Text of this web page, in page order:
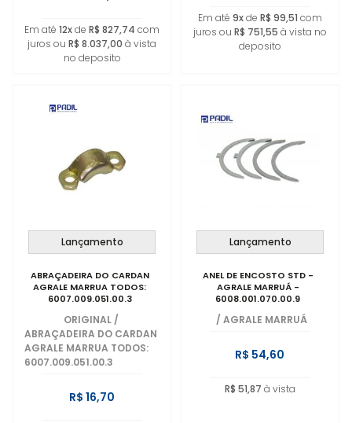
Em até 12xde R$ 827,74 com
juros ou R$ 8.037,00 à vista
no deposito
Em até 9xde R$ 99,51 com
juros ou R$ 751,55 à vista no
deposito
Lançamento
ABRAÇADEIRA DO CARDAN
AGRALE MARRUA TODOS:
6007.009.051.00.3
ORIGINAL /
ABRAÇADEIRA DO CARDAN
AGRALE MARRUA TODOS:
6007.009.051.00.3
R$ 16,70
Lançamento
ANEL DE ENCOSTO STD -
AGRALE MARRUÁ -
6008.001.070.00.9
/ AGRALE MARRUÁ
R$ 54,60
R$ 51,87 à vista